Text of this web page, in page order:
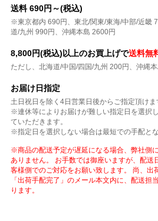
送料 690円～(税込)
※東京都内 690円、東北/関東/東海/中部/近畿
道/九州 990円、沖縄本島 2600円
8,800円(税込)以上のお買上げで送料無
ただし、北海道/中国/四国/九州 200円、沖縄
お届け日指定
土日祝日を除く4日営業日後からご指定頂けま
※連休等によりお届けが難しい指定日を選択
ていただきます。
※指定日を選択しない場合は最短での手配とな
※商品の配送予定が遅延になる場合、弊社側
ありません。 お手数では御座いますが、配送
客様側でのご対応をお願い致します。 尚、出
「出荷手配完了」のメール本文内に、配送担
ります。